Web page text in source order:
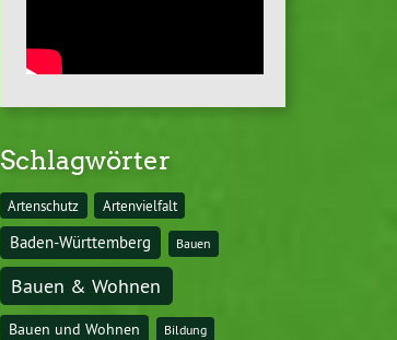
Schlagwörter
Artenschutz Artenvielfalt
Baden-Württemberg Bauen
Bauen & Wohnen
Bauen und Wohnen Bildung